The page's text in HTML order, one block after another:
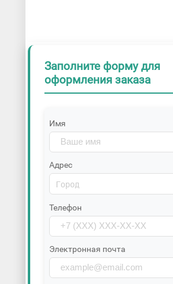
Заполните форму для
оформления заказа
Имя
Адрес
Телефон
Электронная почта